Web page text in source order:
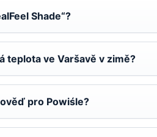
Shade“?
teplota ve Varšavě v zimě?
pro Powiśle?